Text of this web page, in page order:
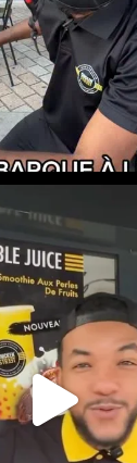
CHEZ CHICKEN
...
50 0